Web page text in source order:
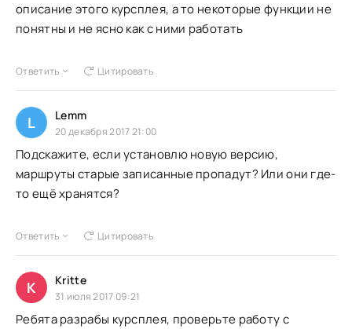
описание этого курсплея, а то некоторые функции не
понятны и не ясно как с ними работать
Ответить Цитировать
L Lemm
20 декабря 2017 21:00
Подскажите, если установлю новую версию,
маршруты старые записанные пропадут? Или они где-
то ещё хранятся?
Ответить Цитировать
K Kritte
31 июля 2017 09:21
Ребята разрабы курсплея, проверьте работу с